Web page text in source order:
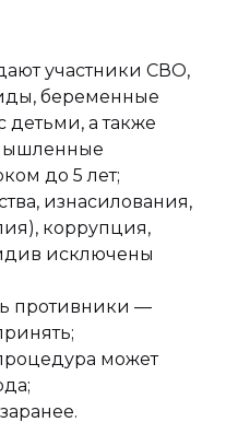
участники СВО,
беременные
а также
до 5 лет;
изнасилования,
коррупция,
исключены
противники —
может